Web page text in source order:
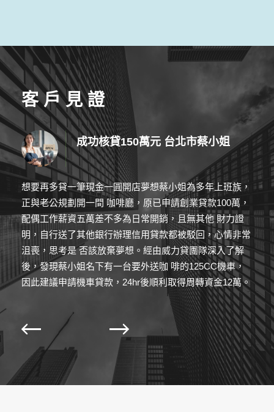
客 戶 見 證
成功核貸150萬元 台北市蔡小姐
想要再多貸一筆現金一圓開店夢想蔡小姐為多年上班族，
正與老公規劃開一間 咖啡廳，原已申請創業貸款100萬，
配偶工作薪資五萬差不多為日常開銷，且無其他 財力證
明，自行送了其他銀行辦理信用貸款都被駁回，心情非常
沮喪，思考是 否該放棄夢想。經由威力貸團隊深入了解
後，發現蔡小姐名下有一台要外送咖 啡的125CC機車，
因此建議申請機車貸款，24hr後順利取得周轉資金12萬。
卓
筋
房
管
擔
欠